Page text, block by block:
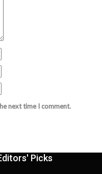
next time I comment.
Picks